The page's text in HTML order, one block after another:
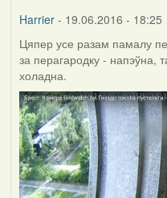
Harrier- 19.06.2016 - 18:25
Цяпер усе разам памалу
за перагародку - напэўна,
холадна.